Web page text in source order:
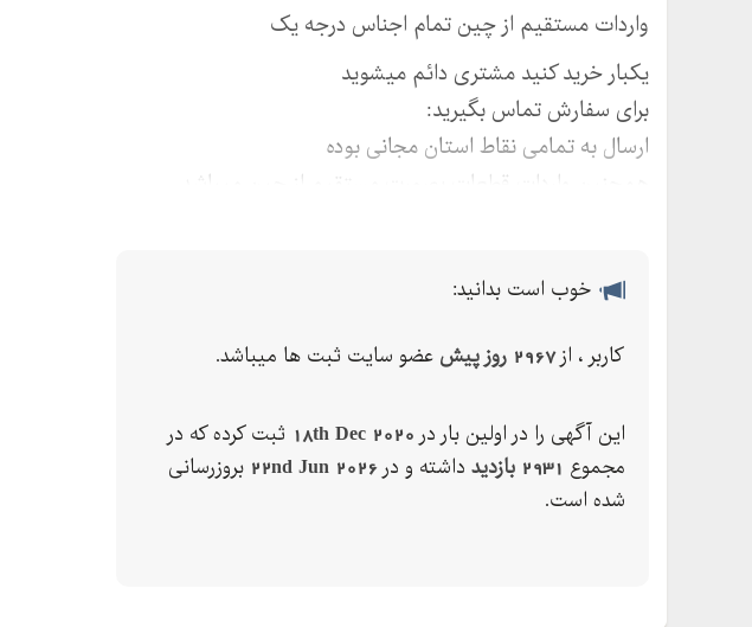
واردات مستقیم از چین تمام اجناس درجه یک
یکبار خرید کنید مشتری دائم میشوید
برای سفارش تماس بگیرید:
ارسال به تمامی نقاط استان مجانی بوده
همچنین واردات قطعات بصورت مستقیم از چین میباشد
خوب است بدانید:
کاربر ، از2967 روز پیش عضو سایت ثبت ها میباشد.
این آگهی را در اولین بار در 18th Dec 2020 ثبت کرده که در
مجموع 2931 بازدید داشته و در 22nd Jun 2026 بروزرسانی
شده است.